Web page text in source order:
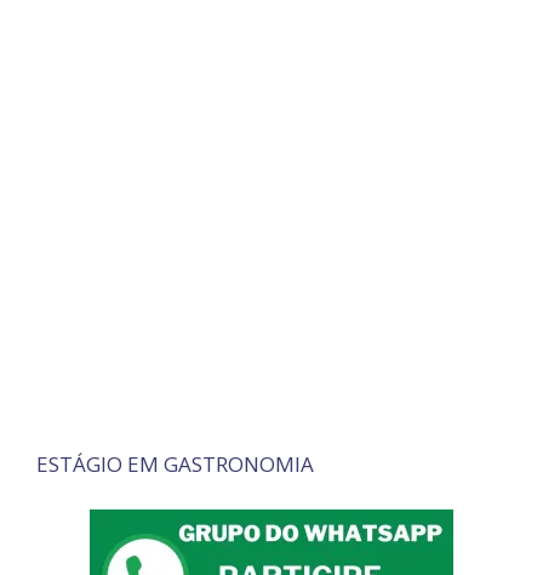
ESTÁGIO EM GASTRONOMIA